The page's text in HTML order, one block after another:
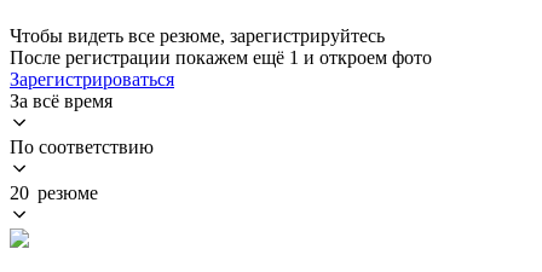
Чтобы видеть все резюме, зарегистрируйтесь
После регистрации покажем ещё 1 и откроем фото
Зарегистрироваться
За всё время
По соответствию
20 резюме